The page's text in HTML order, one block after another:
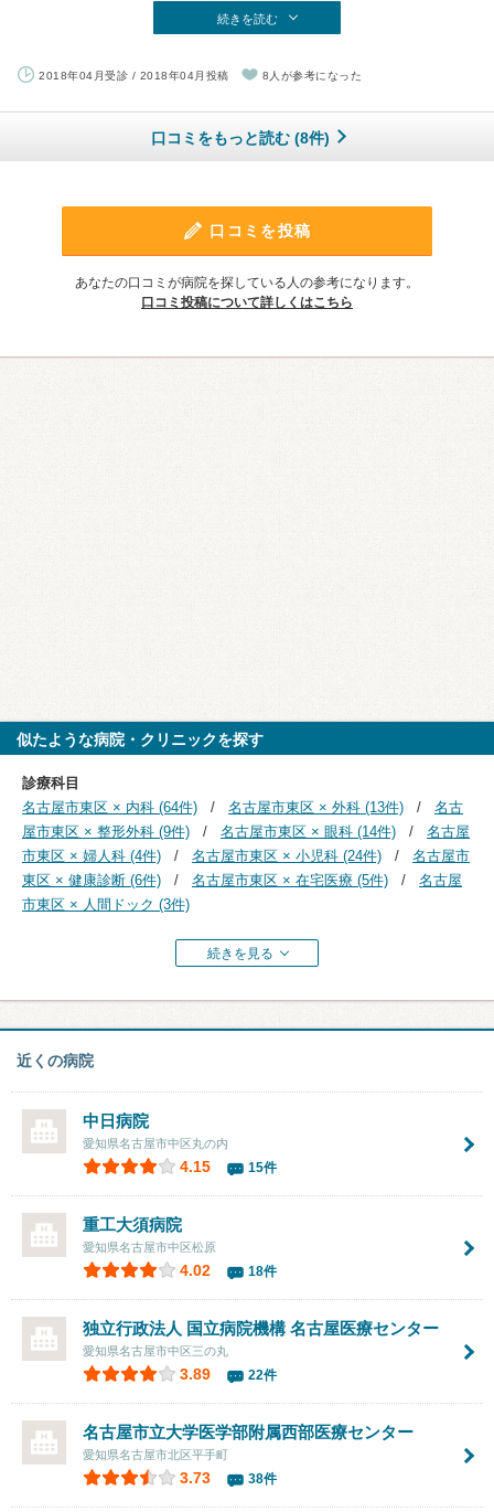
続きを読む
2018年04月受診 / 2018年04月投稿 8人が参考になった
口コミをもっと読む (8件)
口コミを投稿
あなたの口コミが病院を探している人の参考になります。
口コミ投稿について詳しくはこちら
似たような病院・クリニックを探す
診療科目
名古屋市東区 × 内科 (64件)
名古屋市東区 × 外科 (13件)
名古
屋市東区 × 整形外科 (9件)
名古屋市東区 × 眼科 (14件)
名古屋
市東区 × 婦人科 (4件)
名古屋市東区 × 小児科 (24件)
名古屋市
東区 × 健康診断 (6件)
名古屋市東区 × 在宅医療 (5件)
名古屋
市東区 × 人間ドック (3件)
続きを見る
近くの病院
中日病院
愛知県名古屋市中区丸の内
4.15 15件
重工大須病院
愛知県名古屋市中区松原
4.02 18件
独立行政法人 国立病院機構名古屋医療センター
愛知県名古屋市中区三の丸
3.89 22件
名古屋市立大学医学部附属西部医療センター
愛知県名古屋市北区平手町
3.73 38件